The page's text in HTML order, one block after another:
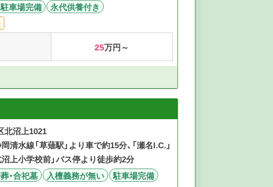
駐車場完備
永代供養付き
25万円～
北沼上1021
清水線「草薙駅」より車で約15分、「瀬名I.C.」
沼上小学校前」バス停より徒歩約2分
・合祀墓 入檀義務が無い
駐車場完備